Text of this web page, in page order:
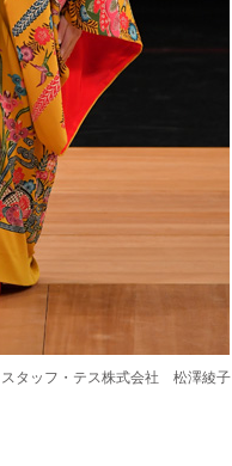
タッフ・テス株式会社 松澤綾子